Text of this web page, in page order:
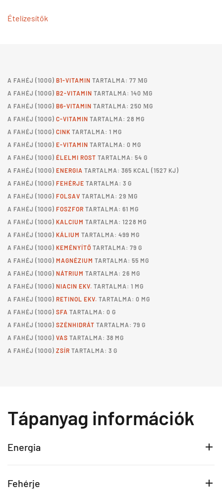
Ételízesítők
A FAHÉJ (100G) B1-VITAMIN TARTALMA: 77 ΜG
A FAHÉJ (100G) B2-VITAMIN TARTALMA: 140 ΜG
A FAHÉJ (100G) B6-VITAMIN TARTALMA: 250 ΜG
A FAHÉJ (100G) C-VITAMIN TARTALMA: 28 MG
A FAHÉJ (100G) CINK TARTALMA: 1 MG
A FAHÉJ (100G) E-VITAMIN TARTALMA: 0 MG
A FAHÉJ (100G) ÉLELMI ROST TARTALMA: 54 G
A FAHÉJ (100G) ENERGIA TARTALMA: 365 KCAL (1527 KJ)
A FAHÉJ (100G) FEHÉRJE TARTALMA: 3 G
A FAHÉJ (100G) FOLSAV TARTALMA: 29 ΜG
A FAHÉJ (100G) FOSZFOR TARTALMA: 61 MG
A FAHÉJ (100G) KALCIUM TARTALMA: 1228 MG
A FAHÉJ (100G) KÁLIUM TARTALMA: 499 MG
A FAHÉJ (100G) KEMÉNYÍTŐ TARTALMA: 79 G
A FAHÉJ (100G) MAGNÉZIUM TARTALMA: 55 MG
A FAHÉJ (100G) NÁTRIUM TARTALMA: 26 MG
A FAHÉJ (100G) NIACIN EKV. TARTALMA: 1 MG
A FAHÉJ (100G) RETINOL EKV. TARTALMA: 0 MG
A FAHÉJ (100G) SFA TARTALMA: 0 G
A FAHÉJ (100G) SZÉNHIDRÁT TARTALMA: 79 G
A FAHÉJ (100G) VAS TARTALMA: 38 MG
A FAHÉJ (100G) ZSÍR TARTALMA: 3 G
Tápanyag információk
Energia
Fehérje